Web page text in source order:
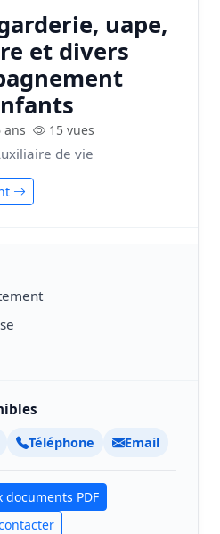
uape,
et divers
ans 15 vues
de vie
Téléphone Email
documents PDF